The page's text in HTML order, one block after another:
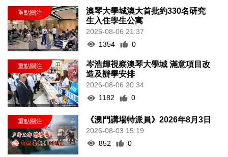
澳琴大學城澳大首批約330名研究
生入住學生公寓
2026-08-06 21:37
1354
0
岑浩輝視察澳琴大學城 滿意項目改
造及辦學安排
2026-08-06 20:34
1182
0
《澳門講場特派員》2026年8月3日
2026-08-03 15:19
852
0